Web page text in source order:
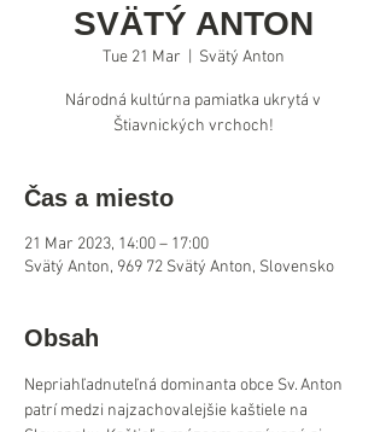
SVÄTÝ ANTON
Tue 21 Mar Svätý Anton
Národná kultúrna pamiatka ukrytá v
Štiavnických vrchoch!
Čas a miesto
21 Mar 2023, 14:00 – 17:00
Svätý Anton, 969 72 Svätý Anton, Slovensko
Obsah
Nepriahľadnuteľná dominanta obce Sv. Anton
patrí medzi najzachovalejšie kaštiele na